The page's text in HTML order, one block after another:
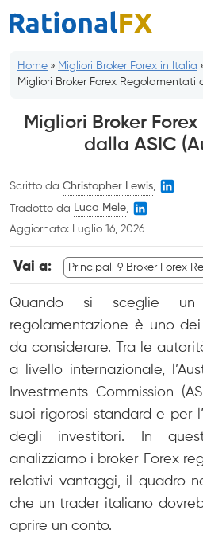
Salta
al
Home » Migliori Broker Forex in Italia
Migliori Broker Forex Regolamentati
Migliori Broker
dalla ASIC
Scritto da Christopher Lewis
Tradotto da Luca Mele
Aggiornato: Luglio 16, 2026
Vai a: Principali 9 Broker Forex
Quando si sceglie
regolamentazione è uno
da considerare. Tra le
a livello internazionale,
Investments Commission
suoi rigorosi standard e per
degli investitori. In
analizziamo i broker Forex
relativi vantaggi, il quadro
che un trader italiano
aprire un conto.